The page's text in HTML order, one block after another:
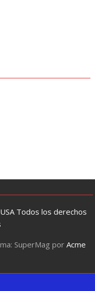
Todos los derechos
SuperMag porAcme